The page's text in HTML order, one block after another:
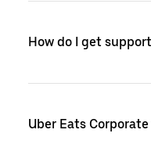
How do I get
Uber Eats